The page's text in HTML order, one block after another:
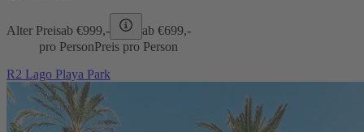
Alter Preisab €999,- ab €699,-
pro PersonPreis pro Person
R2 Lago Playa Park